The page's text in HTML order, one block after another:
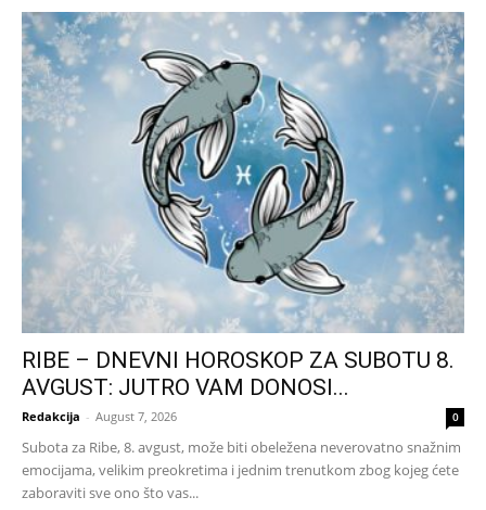
RIBE – DNEVNI HOROSKOP ZA SUBOTU 8.
AVGUST: JUTRO VAM DONOSI...
Redakcija - August 7, 2026 0
Subota za Ribe, 8. avgust, može biti obeležena neverovatno snažnim
emocijama, velikim preokretima i jednim trenutkom zbog kojeg ćete
zaboraviti sve ono što vas...